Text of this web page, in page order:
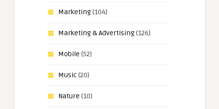
Marketing(104)
Marketing & Advertising(126)
Mobile (52)
Music(20)
Nature (10)